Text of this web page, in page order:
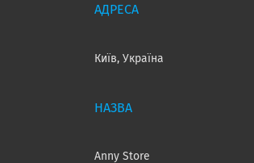
Київ, Україна
Anny Store